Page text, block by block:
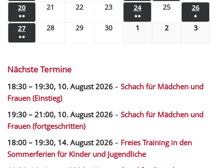
20
●●
21 22 23 24
●●
25 26
●
27
●●
28 29 30 1 2 3
Nächste Termine
18:30 – 19:30, 10. August 2026 – Schach für Mädchen und
Frauen (Einstieg)
19:30 – 21:00, 10. August 2026 – Schach für Mädchen und
Frauen (fortgeschritten)
18:00 – 19:30, 14. August 2026 – Freies Training in den
Sommerferien für Kinder und Jugendliche